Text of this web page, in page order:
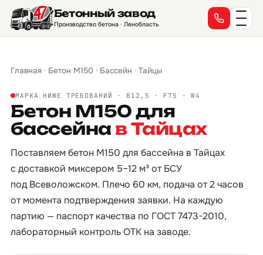
Бетонный завод
Производство бетона · Ленобласть
Главная · Бетон М150 · Бассейн · Тайцы
МАРКА НИЖЕ ТРЕБОВАНИЙ · B12,5 · F75 · W4
Бетон М150 для
бассейна в Тайцах
Поставляем бетон М150 для бассейна в Тайцах
с доставкой миксером 5–12 м³ от БСУ
под Всеволожском. Плечо 60 км, подача от 2 часов
от момента подтверждения заявки. На каждую
партию — паспорт качества по ГОСТ 7473-2010,
лабораторный контроль ОТК на заводе.